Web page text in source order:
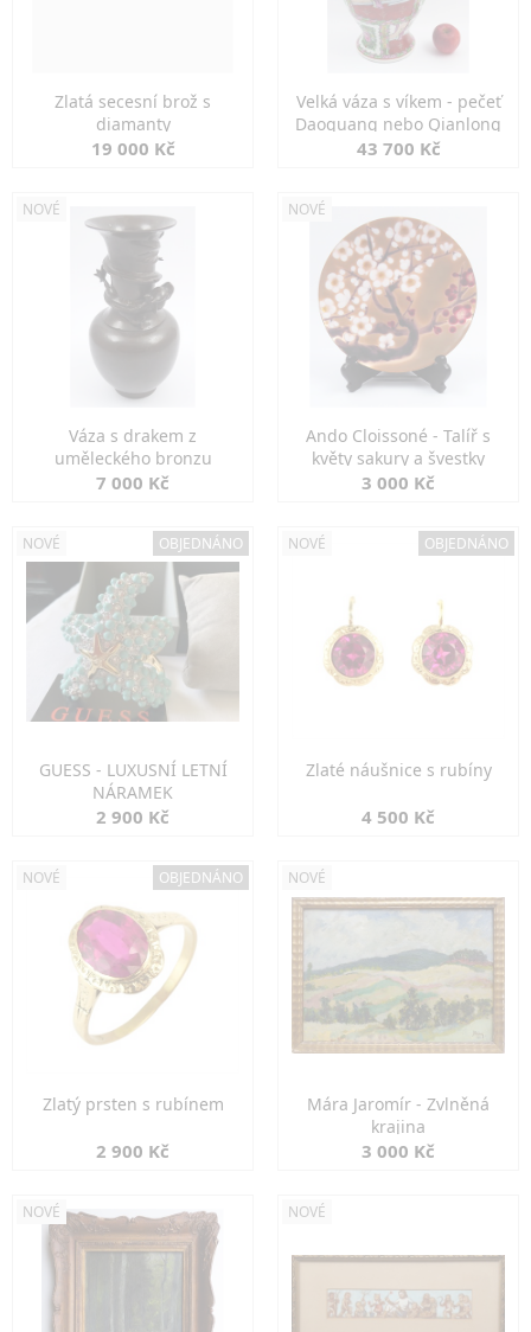
Zlatá secesní brož s
diamanty
19 000 Kč
Velká váza s víkem - pečeť
Daoguang nebo Qianlong
43 700 Kč
NOVÉ
Váza s drakem z
uměleckého bronzu
7 000 Kč
NOVÉ
Ando Cloissoné - Talíř s
květy sakury a švestky
3 000 Kč
NOVÉ OBJEDNÁNO
GUESS - LUXUSNÍ LETNÍ
NÁRAMEK
2 900 Kč
NOVÉ OBJEDNÁNO
Zlaté náušnice s rubíny
4 500 Kč
NOVÉ OBJEDNÁNO
Zlatý prsten s rubínem
2 900 Kč
NOVÉ
Mára Jaromír - Zvlněná
krajina
3 000 Kč
NOVÉ NOVÉ